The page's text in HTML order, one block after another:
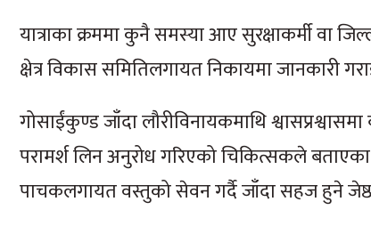
यात्राका क्रममा कुनै समस्या आए सुरक्षाकर्मी वा
क्षेत्र विकास समितिलगायत निकायमा जानकारी
गोसाईंकुण्ड जाँदा लौरीविनायकमाथि
परामर्श लिन अनुरोध गरिएको चिकित्सकले
पाचकलगायत वस्तुको सेवन गर्दै जाँदा सहज हुने